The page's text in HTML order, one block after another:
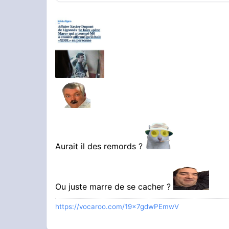
Aurait il des remords ?
Ou juste marre de se cacher ?
https://vocaroo.com/19x7gdwPEmwV